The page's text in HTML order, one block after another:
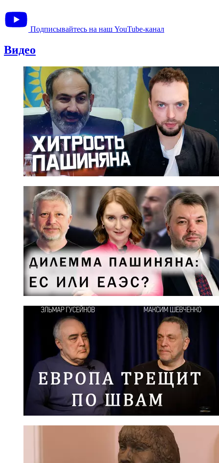
Подписывайтесь на наш YouTube-канал
Видео